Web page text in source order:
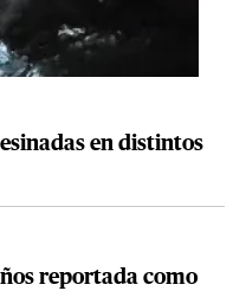
en distintos
reportada como